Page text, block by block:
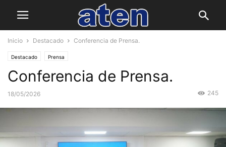
Inicio Destacado Conferencia de Prensa.
Destacado Prensa
Conferencia de Prensa.
18/05/2026 245